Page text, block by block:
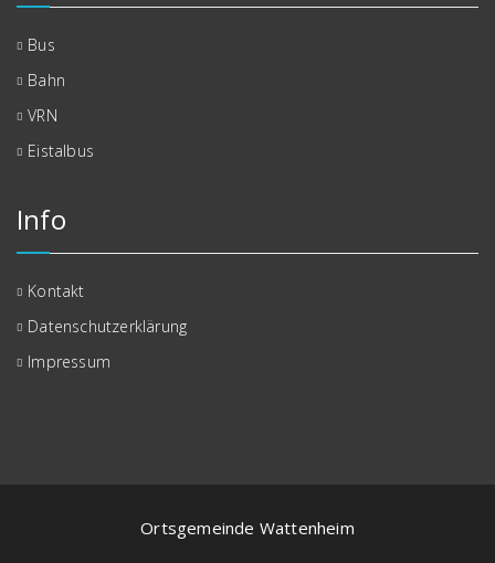
Bus
Bahn
VRN
Eistalbus
Info
Kontakt
Datenschutzerklärung
Impressum
Ortsgemeinde Wattenheim